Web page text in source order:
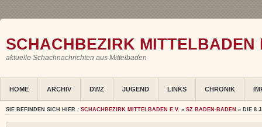
SCHACHBEZIRK MITTELBADEN
aktuelle Schachnachrichten aus Mittelbaden
HOME ARCHIV DWZ JUGEND LINKS CHRONIK
SIE BEFINDEN SICH HIER : SCHACHBEZIRK MITTELBADEN E.V. » SZ BADEN-BADEN » DIE 8